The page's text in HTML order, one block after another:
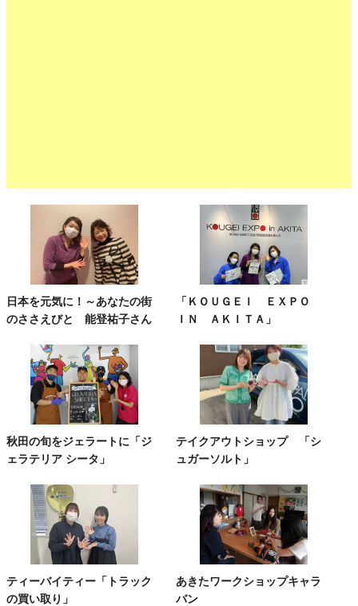
日本を元気に！～あなたの街
のささえびと 能登祐子さん
「ＫＯＵＧＥＩ ＥＸＰＯ
ＩＮ ＡＫＩＴＡ」
秋田の旬をジェラートに「ジ
ェラテリア シータ」
テイクアウトショップ 「シ
ュガーソルト」
ティーバイティー「トラック
の買い取り」
あきたワークショップキャラ
バン